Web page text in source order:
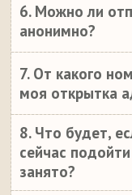
6. Можно ли
анонимно?
7. От какого
моя открытка
8. Что будет,
сейчас
занято?